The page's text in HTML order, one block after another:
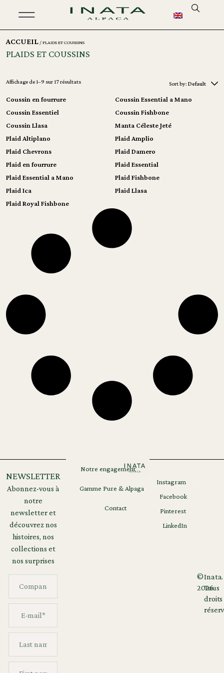
ACCUEIL / PLAIDS ET COUSSINS
PLAIDS ET COUSSINS
Sort by: Default
Coussin en fourrure
Coussin Essential a Mano
Coussin Essentiel
Coussin Fishbone
Coussin Llasa
Manta Céleste Jeté
Plaid Altiplano
Plaid Amplio
Plaid Chevrons
Plaid Damero
Plaid en fourrure
Plaid Essential
Plaid Essential a Mano
Plaid Fishbone
Plaid Ica
Plaid Llasa
Plaid Royal Fishbone
Affichage de 1–9 sur 17 résultats
NEWSLETTER
Abonnez-vous à
notre
newsletter et
découvrez nos
histoires, nos
collections et
nos surprises
Notre engagement
Gamme Pure & Alpaga
Contact
©
2026
Inata.
Tous
droits
Instagram
Facebook
Pinterest
LinkedIn
Mentions